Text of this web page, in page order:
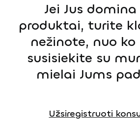
Jei Jus
produktai, turite
nežinote, nuo
susisiekite su
mielai Jums
Užsiregistruoti